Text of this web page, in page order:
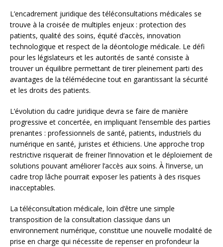
L’encadrement juridique des téléconsultations médicales se
trouve à la croisée de multiples enjeux : protection des
patients, qualité des soins, équité d’accès, innovation
technologique et respect de la déontologie médicale. Le défi
pour les législateurs et les autorités de santé consiste à
trouver un équilibre permettant de tirer pleinement parti des
avantages de la télémédecine tout en garantissant la sécurité
et les droits des patients.
L’évolution du cadre juridique devra se faire de manière
progressive et concertée, en impliquant l’ensemble des parties
prenantes : professionnels de santé, patients, industriels du
numérique en santé, juristes et éthiciens. Une approche trop
restrictive risquerait de freiner l’innovation et le déploiement de
solutions pouvant améliorer l’accès aux soins. À l’inverse, un
cadre trop lâche pourrait exposer les patients à des risques
inacceptables.
La téléconsultation médicale, loin d’être une simple
transposition de la consultation classique dans un
environnement numérique, constitue une nouvelle modalité de
prise en charge qui nécessite de repenser en profondeur la